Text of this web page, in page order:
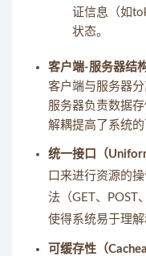
证信息（如
状态。
客户端-服务器结
客户端与服务器
服务器负责数据
解耦提高了系统的
统一接口（
口来进行资源的
法（GET、POST
使得系统易于理解
可缓存性（